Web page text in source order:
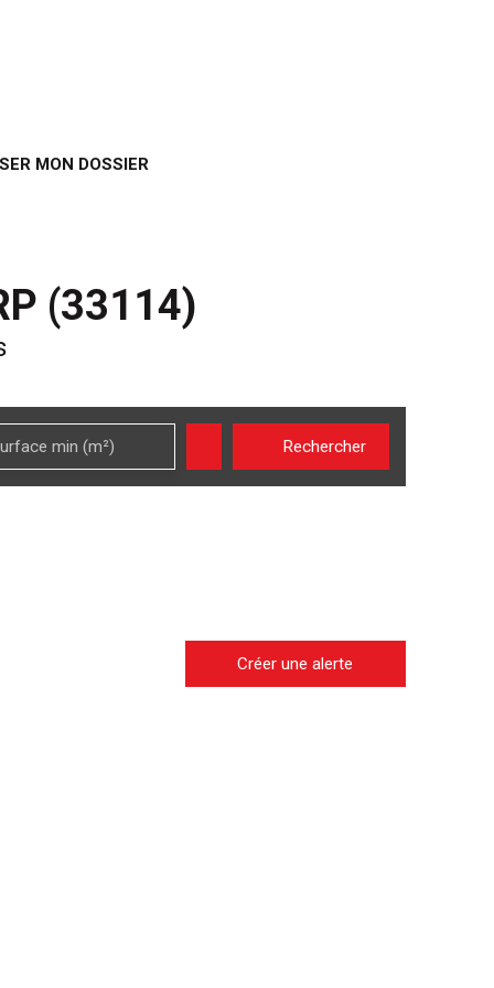
MON DOSSIER
(33114)
min (m²) Rechercher
Créer une alerte